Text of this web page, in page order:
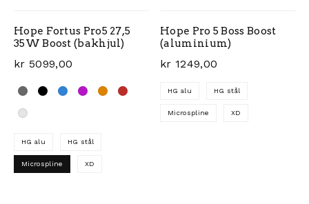
Hope Fortus Pro5 27,5
35W Boost (bakhjul)
kr 5099,00
HG alu HG stål
Microspline XD
Hope Pro 5 Boss Boost
(aluminium)
kr 1249,00
HG alu HG stål
Microspline XD